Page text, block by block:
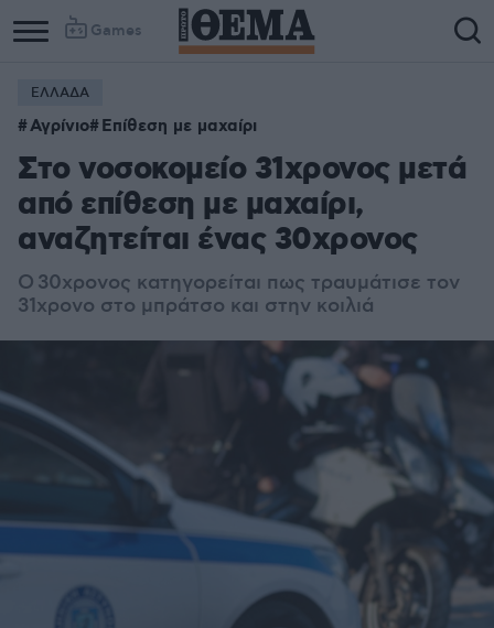
Games
ΕΛΛΑΔΑ
Αγρίνιο Επίθεση με μαχαίρι
Στο νοσοκομείο 31χρονος μετά
από επίθεση με μαχαίρι,
αναζητείται ένας 30χρονος
Ο 30χρονος κατηγορείται πως τραυμάτισε τον
31χρονο στο μπράτσο και στην κοιλιά